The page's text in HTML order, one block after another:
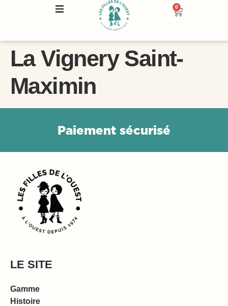
0
La Vignery Saint-
Maximin
Paiement sécurisé
LE SITE
Gamme
Histoire